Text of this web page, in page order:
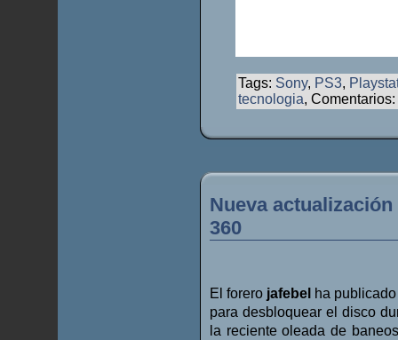
Tags: Sony, PS3,
tecnologia, Comentarios:
Nueva
360
El forero jafebel ha
para desbloquear el disco
la reciente oleada de